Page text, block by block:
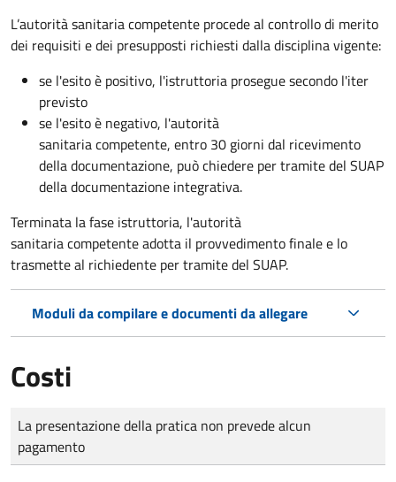
L’autorità sanitaria competente procede al controllo di merito
dei requisiti e dei presupposti richiesti dalla disciplina vigente:
se l'esito è positivo, l'istruttoria prosegue secondo l'iter
previsto
se l'esito è negativo, l'autorità
sanitaria competente, entro 30 giorni dal ricevimento
della documentazione, può chiedere per tramite del SUAP
della documentazione integrativa.
Terminata la fase istruttoria, l'autorità
sanitaria competente adotta il provvedimento finale e lo
trasmette al richiedente per tramite del SUAP.
Moduli da compilare e documenti da allegare
Costi
Tipo di pagamento
Importo
La presentazione della pratica non prevede alcun
pagamento